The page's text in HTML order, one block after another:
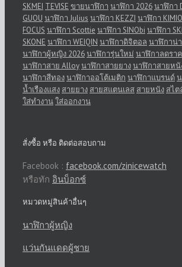
SKMEI TEVISE ขายนาฬิกา นาฬิกา 2026นาฬิกา
GUOU นาฬิกา Julius นาฬิกา KEZZI นาฬิกา KIMIO
FOCUS นาฬิกา Scottie นาฬิกา SINObi นาฬิกา
SKONE นาฬิกา WEIQIN นาฬิกาดิจิตอล นาฬิกาน่
นาฬิกาผู้หญิง 2026นาฬิการุ่นใหม่ นาฬิกาลดรา
นาฬิกาสาย Alloyนาฬิกาสายยางนาฬิกาสายหนั
นาฬิกาสีทองนาฬิกาออโต้เมติก นาฬิกาแบรนด์
น้ำเรืองแสง สายยาง สายสแตนเลส สายหนัง สไต
ใส่ทำงานใส่ออกงาน
สั่งซื้อ หรือ ติดต่อสอบถาม
Facebook : facebook.com/zinicewatch
หรือทัก อินบ็อกซ์
หมวดหมู่สินค้าอื่นๆ
นาฬิกาผู้หญิง
แว่นกันแดดผู้ชาย